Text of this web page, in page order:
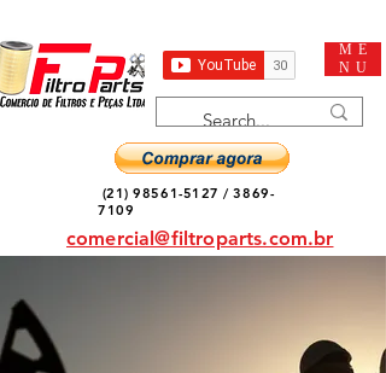
ME
NU
(21) 98561-5127 /3869-
7109
comercial@filtroparts.com.br